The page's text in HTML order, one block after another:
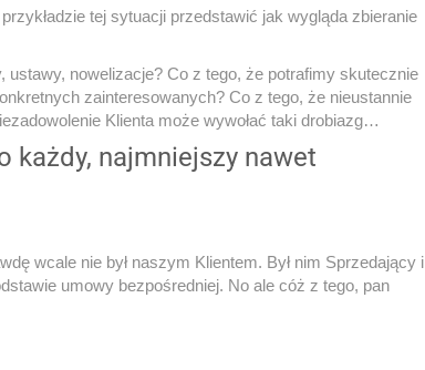
tej sytuacji przedstawić jak wygląda zbieranie
nowelizacje? Co z tego, że potrafimy skutecznie
zainteresowanych? Co z tego, że nieustannie
Klienta może wywołać taki drobiazg…
każdy, najmniejszy nawet
wcale nie był naszym Klientem. Był nim Sprzedający i
umowy bezpośredniej. No ale cóż z tego, pan